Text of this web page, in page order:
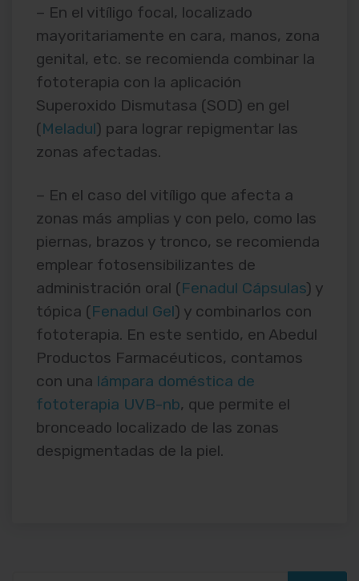
– En el vitíligo focal, localizado
mayoritariamente en cara, manos, zona
genital, etc. se recomienda combinar la
fototerapia con la aplicación
Superoxido Dismutasa (SOD) en gel
(Meladul) para lograr repigmentar las
zonas afectadas.
– En el caso del vitíligo que afecta a
zonas más amplias y con pelo, como las
piernas, brazos y tronco, se recomienda
emplear fotosensibilizantes de
administración oral (Fenadul Cápsulas) y
tópica (Fenadul Gel) y combinarlos con
fototerapia. En este sentido, en Abedul
Productos Farmacéuticos, contamos
con una lámpara doméstica de
fototerapia UVB-nb, que permite el
bronceado localizado de las zonas
despigmentadas de la piel.